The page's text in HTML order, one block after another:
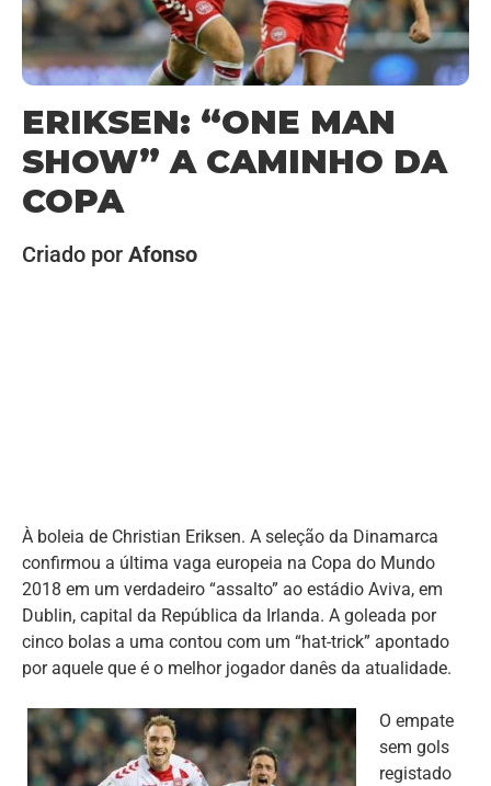
ERIKSEN: “ONE MAN
SHOW” A CAMINHO DA
COPA
Criado por Afonso
À boleia de Christian Eriksen. A seleção da Dinamarca
confirmou a última vaga europeia na Copa do Mundo
2018 em um verdadeiro “assalto” ao estádio Aviva, em
Dublin, capital da República da Irlanda. A goleada por
cinco bolas a uma contou com um “hat-trick” apontado
por aquele que é o melhor jogador danês da atualidade.
O empate
sem gols
registado